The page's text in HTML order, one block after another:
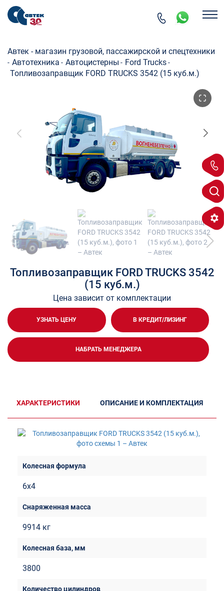
Автек - магазин грузовой, пассажирской и спецтехники
- Автотехника - Автоцистерны - Ford Trucks-
Топливозаправщик FORD TRUCKS 3542 (15 куб.м.)
Топливозаправщик FORD TRUCKS 3542
(15 куб.м.)
Цена зависит от комплектации
УЗНАТЬ ЦЕНУ В КРЕДИТ/ЛИЗИНГ
НАБРАТЬ МЕНЕДЖЕРА
ХАРАКТЕРИСТИКИ ОПИСАНИЕ И КОМПЛЕКТАЦИЯ
6х4
9914 кг
3800